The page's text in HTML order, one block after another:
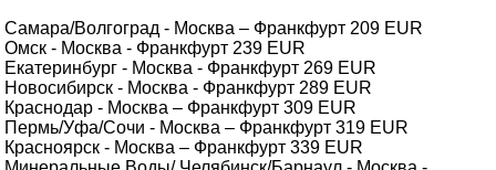
Самара/Волгоград - Москва – Франкфурт 209 EUR
Омск - Москва - Франкфурт 239 EUR
Екатеринбург - Москва - Франкфурт 269 EUR
Новосибирск - Москва - Франкфурт 289 EUR
Краснодар - Москва – Франкфурт 309 EUR
Пермь/Уфа/Сочи - Москва – Франкфурт 319 EUR
Красноярск - Москва – Франкфурт 339 EUR